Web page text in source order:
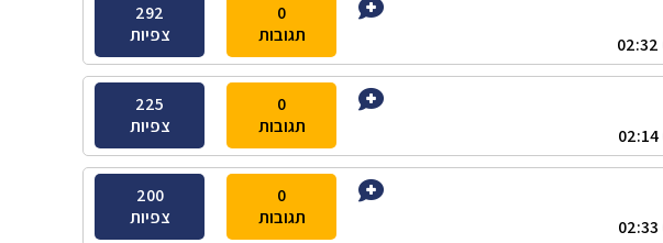
0
תגובות
292
צפיות
0
תגובות
225
צפיות
0
תגובות
200
צפיות